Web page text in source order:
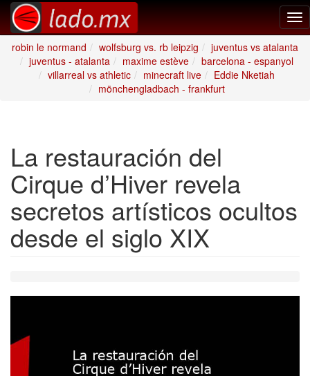
robin le normand
wolfsburg vs. rb leipzig
juventus vs atalanta
juventus - atalanta
maxime estève
barcelona - espanyol
villarreal vs athletic
minecraft live
Eddie Nketiah
mönchengladbach - frankfurt
La restauración del
Cirque d’Hiver revela
secretos artísticos ocultos
desde el siglo XIX